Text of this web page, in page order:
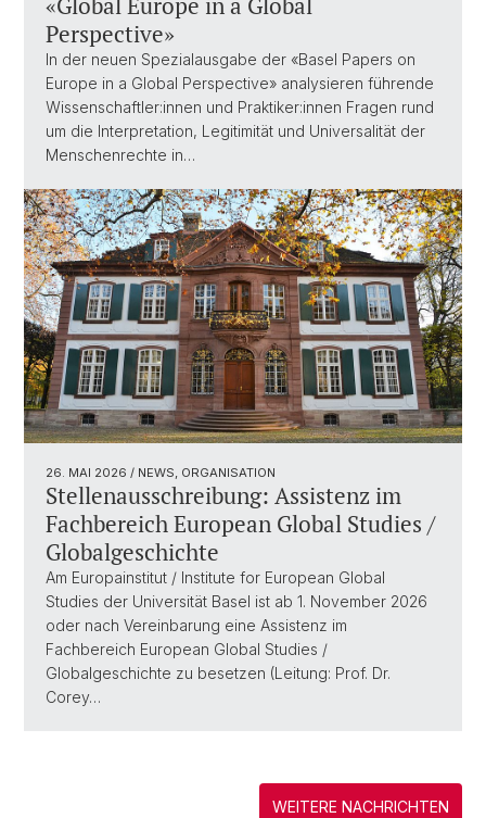
Perspective»
In der neuen Spezialausgabe der «Basel Papers on
Europe in a Global Perspective» analysieren führende
Wissenschaftler:innen und Praktiker:innen Fragen rund
um die Interpretation, Legitimität und Universalität der
Menschenrechte in…
26. MAI 2026 / NEWS, ORGANISATION
Stellenausschreibung: Assistenz im
Fachbereich European Global Studies /
Globalgeschichte
Am Europainstitut / Institute for European Global
Studies der Universität Basel ist ab 1. November 2026
oder nach Vereinbarung eine Assistenz im
Fachbereich European Global Studies /
Globalgeschichte zu besetzen (Leitung: Prof. Dr.
Corey…
WEITERE NACHRICHTEN